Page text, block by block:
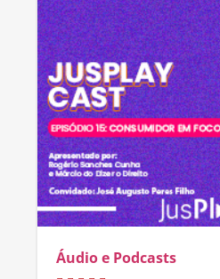
Áudio e Podcasts